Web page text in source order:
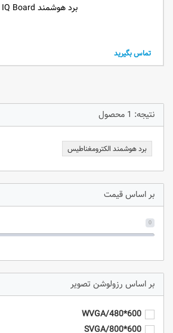
برد هوشمند IQ Board
تماس بگیرید
نتیجه: 1 محصول
برد هوشمند الکترومغناطیس
بر اساس قیمت
0
رزولوشن تصویر
600*480/WVGA
600*800/SVGA